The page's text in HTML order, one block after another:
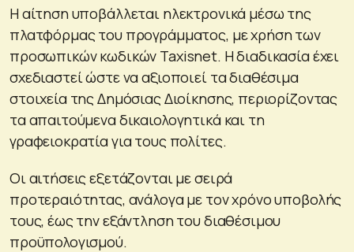
Η αίτηση υποβάλλεται ηλεκτρονικά μέσω της
πλατφόρμας του προγράμματος, με χρήση των
προσωπικών κωδικών Taxisnet. Η διαδικασία έχει
σχεδιαστεί ώστε να αξιοποιεί τα διαθέσιμα
στοιχεία της Δημόσιας Διοίκησης, περιορίζοντας
τα απαιτούμενα δικαιολογητικά και τη
γραφειοκρατία για τους πολίτες.
Οι αιτήσεις εξετάζονται με σειρά
προτεραιότητας, ανάλογα με τον χρόνο υποβολής
τους, έως την εξάντληση του διαθέσιμου
προϋπολογισμού.